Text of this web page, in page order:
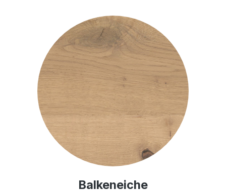
Balkeneiche